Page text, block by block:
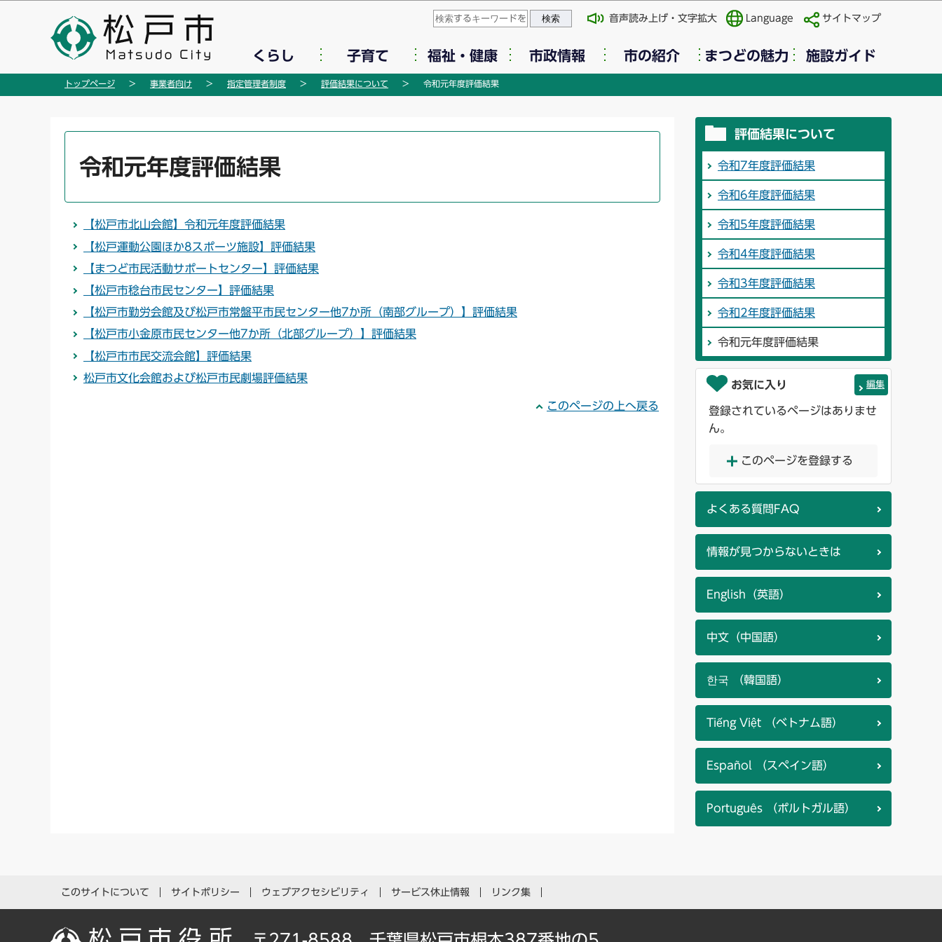
の
このページの本文へ移動
音声読み上げ・文字拡大 Language サイトマップ
くらし 子育て 福祉・健康 市政情報 市の紹介 まつどの魅力 施設ガイド
トップページ 事業者向け 指定管理者制度 評価結果について 令和元年度評価結果
ら
令和元年度評価結果
【松戸市北山会館】令和元年度評価結果
【松戸運動公園ほか8スポーツ施設】評価結果
【まつど市民活動サポートセンター】評価結果
【松戸市稔台市民センター】評価結果
【松戸市勤労会館及び松戸市常盤平市民センター他7か所（南部グループ）】評価結果
【松戸市小金原市民センター他7か所（北部グループ）】評価結果
【松戸市市民交流会館】評価結果
松戸市文化会館および松戸市民劇場評価結果
このページの上へ戻る
評価結果について
令和7年度評価結果
令和6年度評価結果
令和5年度評価結果
令和4年度評価結果
令和3年度評価結果
令和2年度評価結果
令和元年度評価結果
お気に入り 編集
登録されているページはありませ
ん。
このページを登録する
よくある質問FAQ
情報が見つからないときは
English（英語）
中文（中国語）
한국 （韓国語）
Tiếng Việt （ベトナム語）
Español （スペイン語）
Português （ポルトガル語）
このサイトについて サイトポリシー ウェブアクセシビリティ サービス休止情報 リンク集